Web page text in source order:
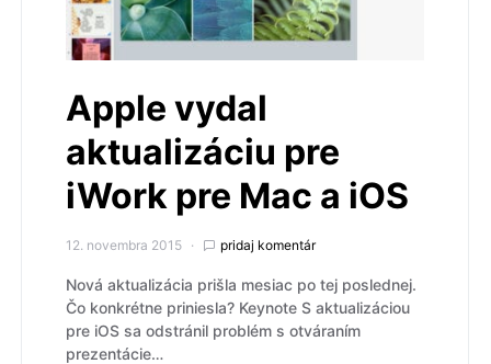
Apple vydal
aktualizáciu pre
iWork pre Mac a iOS
12. novembra 2015 pridaj komentár
Nová aktualizácia prišla mesiac po tej poslednej.
Čo konkrétne priniesla? Keynote S aktualizáciou
pre iOS sa odstránil problém s otváraním
prezentácie…